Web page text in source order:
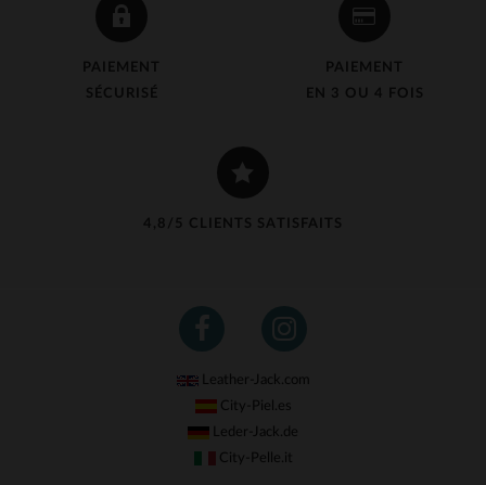
PAIEMENT
SÉCURISÉ
PAIEMENT
EN 3 OU 4 FOIS
4,8/5 CLIENTS SATISFAITS
Leather-Jack.com
City-Piel.es
Leder-Jack.de
City-Pelle.it